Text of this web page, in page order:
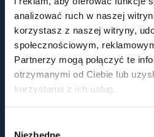
analizować ruch w naszej
korzystasz z naszej witryny,
społecznościowym,
Partnerzy mogą połączyć te
otrzymanymi od Ciebie lub
korzystania z ich usług.
Niezbędne
JAK MOŻEMY